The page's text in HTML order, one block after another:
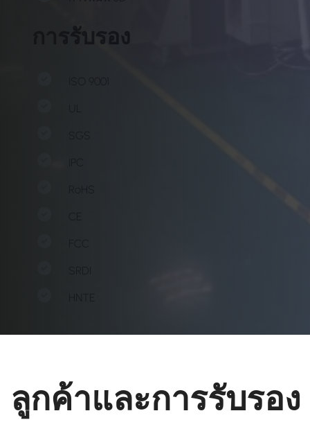
การรับรอง
ลูกค้าและการรับรอง